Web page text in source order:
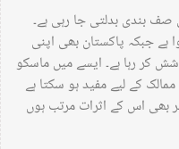
بندی بدلتی جا رہی ہے۔
جبکہ پاکستان بھی اپنی
کر رہا ہے۔ ایسے میں ماسکو
کے لیے مفید ہو سکتا ہے
بھی اس کے اثرات مرتب ہوں